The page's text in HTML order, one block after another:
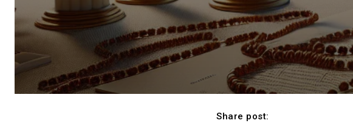
Share post: